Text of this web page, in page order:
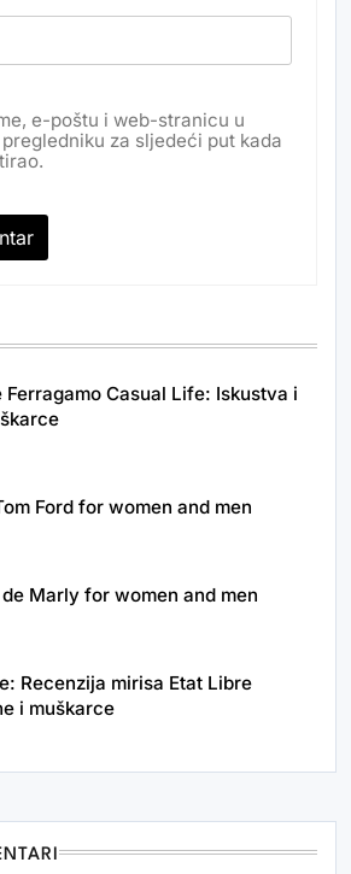
e-poštu i web-stranicu u
za sljedeći put kada
Ferragamo Casual Life: Iskustva i
Ford for women and men
Marly for women and men
Recenzija mirisa Etat Libre
i muškarce